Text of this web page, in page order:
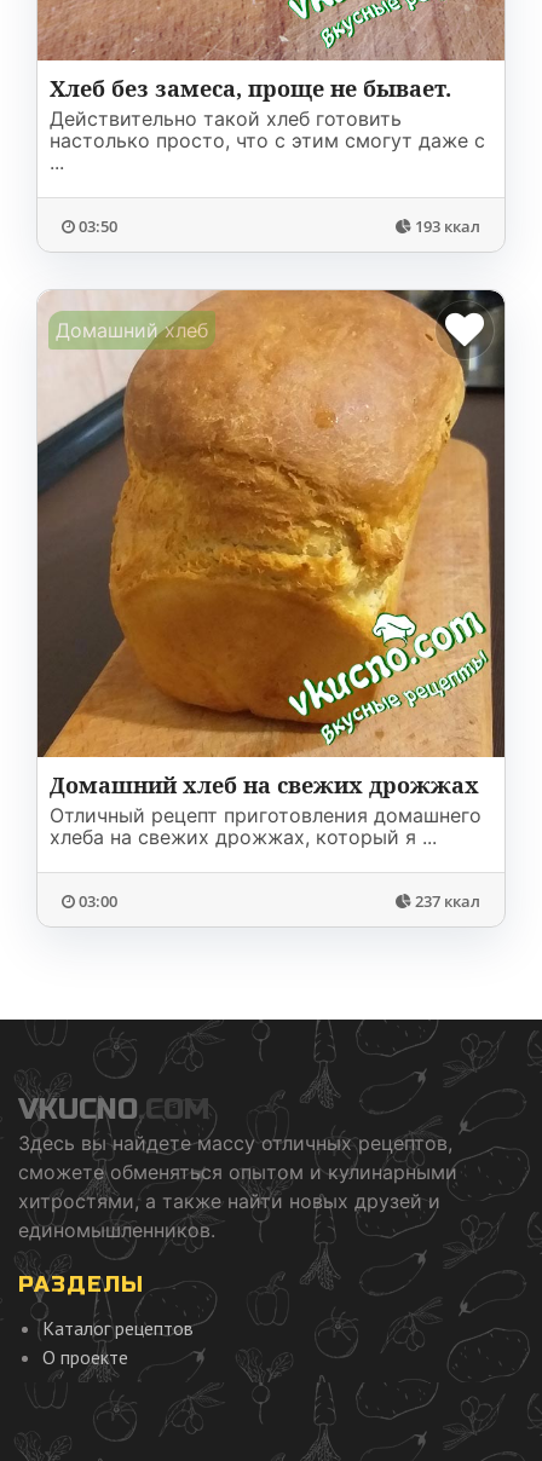
Хлеб без замеса, проще не бывает.
Действительно такой хлеб готовить
настолько просто, что с этим смогут даже с
...
03:50 193 ккал
Домашний хлеб
Домашний хлеб на свежих дрожжах
Отличный рецепт приготовления домашнего
хлеба на свежих дрожжах, который я ...
03:00 237 ккал
VKUCNO.COM
Здесь вы найдете массу отличных рецептов,
сможете обменяться опытом и кулинарными
хитростями, а также найти новых друзей и
единомышленников.
РАЗДЕЛЫ
Каталог рецептов
О проекте